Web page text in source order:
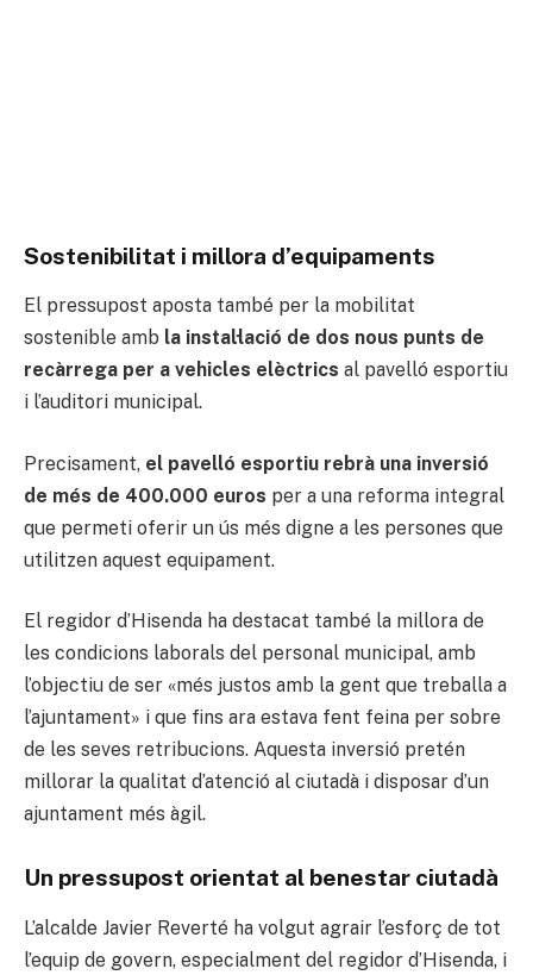
Sostenibilitat i millora d’equipaments
El pressupost aposta també per la mobilitat
sostenible amb la instal·lació de dos nous punts de
recàrrega per a vehicles elèctrics al pavelló esportiu
i l’auditori municipal.
Precisament, el pavelló esportiu rebrà una inversió
de més de 400.000 euros per a una reforma integral
que permeti oferir un ús més digne a les persones que
utilitzen aquest equipament.
El regidor d’Hisenda ha destacat també la millora de
les condicions laborals del personal municipal, amb
l’objectiu de ser «més justos amb la gent que treballa a
l’ajuntament» i que fins ara estava fent feina per sobre
de les seves retribucions. Aquesta inversió pretén
millorar la qualitat d’atenció al ciutadà i disposar d’un
ajuntament més àgil.
Un pressupost orientat al benestar ciutadà
L’alcalde Javier Reverté ha volgut agrair l’esforç de tot
l’equip de govern, especialment del regidor d’Hisenda, i